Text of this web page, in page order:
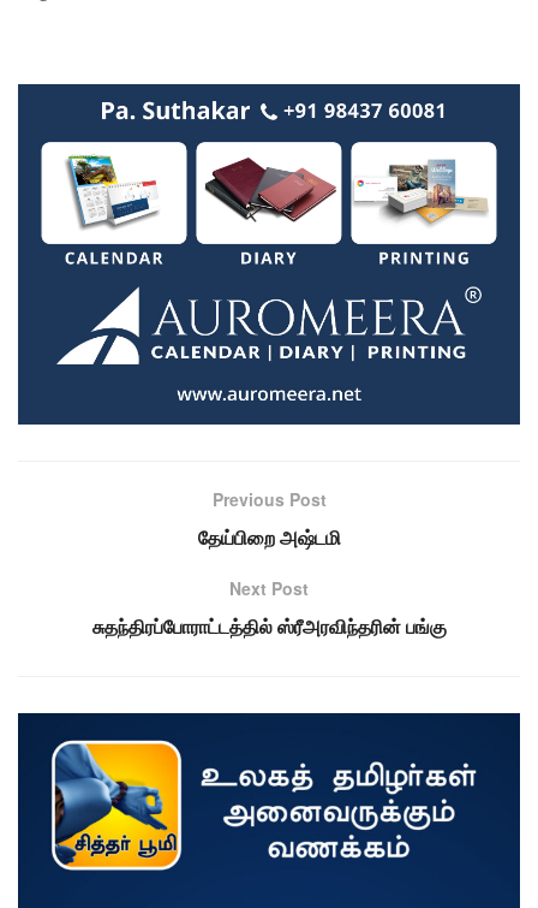
Previous Post
தேய்பிறை அஷ்டமி
Next Post
சுதந்திரப்போராட்டத்தில் ஸ்ரீஅரவிந்தரின் பங்கு